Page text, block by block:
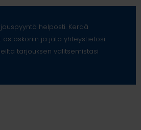
helposti. Kerää
ja jätä yhteystietosi
tarjouksen valitsemistasi